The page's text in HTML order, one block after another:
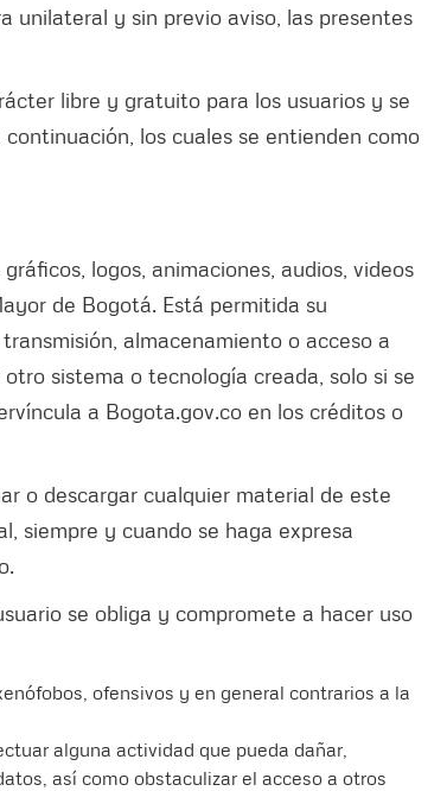
unilateral y sin previo aviso, las presentes
libre y gratuito para los usuarios y se
los cuales se entienden como
logos, animaciones, audios, videos
de Bogotá. Está permitida su
almacenamiento o acceso a
sistema o tecnología creada, solo si se
a Bogota.gov.co en los créditos o
o descargar cualquier material de este
siempre y cuando se haga expresa
se obliga y compromete a hacer uso
ofensivos y en general contrarios a la
alguna actividad que pueda dañar,
así como obstaculizar el acceso a otros